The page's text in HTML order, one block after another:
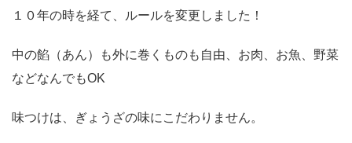
１０年の時を経て、ルールを変更しました！
中の餡（あん）も外に巻くものも自由、お肉、お魚、野菜
などなんでもOK
味つけは、ぎょうざの味にこだわりません。